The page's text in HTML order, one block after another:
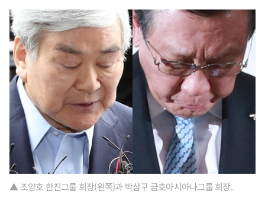
▲ 조양호 한진그룹 회장(왼쪽)과 박삼구 금호아시아나그룹 회장.